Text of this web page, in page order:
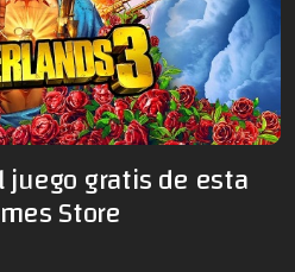
juego gratis de esta
Store